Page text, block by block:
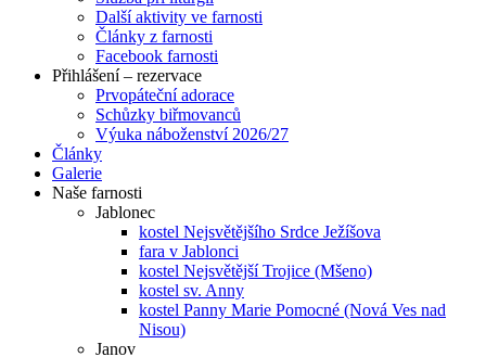
Další aktivity ve farnosti
Články z farnosti
Facebook farnosti
Přihlášení – rezervace
Prvopáteční adorace
Schůzky biřmovanců
Výuka náboženství 2026/27
Články
Galerie
Naše farnosti
Jablonec
kostel Nejsvětějšího Srdce Ježíšova
fara v Jablonci
kostel Nejsvětější Trojice (Mšeno)
kostel sv. Anny
kostel Panny Marie Pomocné (Nová Ves nad
Nisou)
Janov